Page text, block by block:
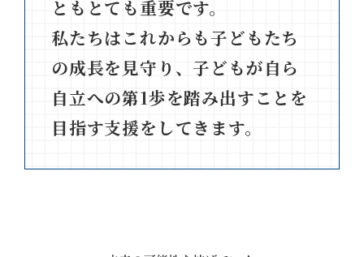
ともとても重要です。
私たちはこれからも子どもたち
の成長を見守り、子どもが自ら
自立への第1歩を踏み出すことを
目指す支援をしてきます。